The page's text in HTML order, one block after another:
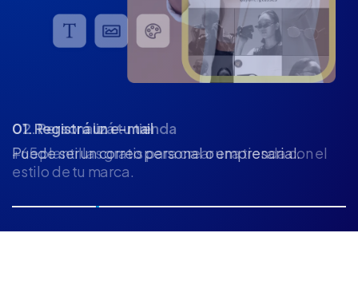
02. Personalizá tu tienda
+65 plantillas gratis para crear una tienda con el
estilo de tu marca.